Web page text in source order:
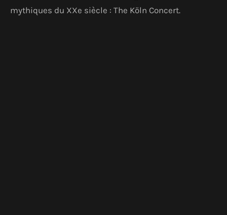
mythiques du XXe siècle : The Köln Concert.